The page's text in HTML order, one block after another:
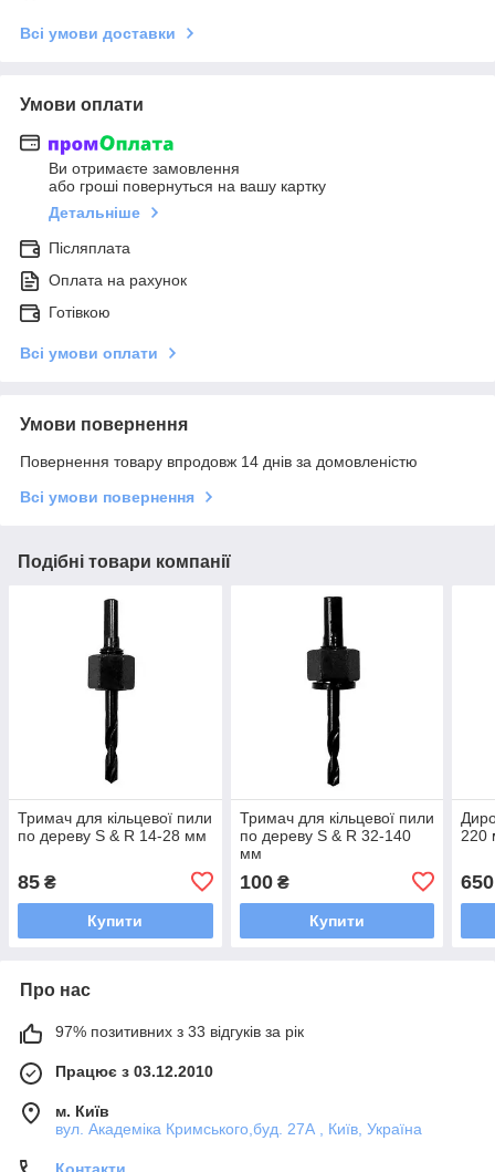
Всі умови доставки
Умови оплати
Ви отримаєте замовлення
або гроші повернуться на вашу картку
Детальніше
Післяплата
Оплата на рахунок
Готівкою
Всі умови оплати
Умови повернення
Повернення товару впродовж 14 днів за домовленістю
Всі умови повернення
Подібні товари компанії
Тримач для кільцевої пили
по дереву S & R 14-28 мм
85 ₴
Купити
Тримач для кільцевої пили
по дереву S & R 32-140
мм
100₴
Купити
220
650
Про нас
97% позитивних з 33 відгуків за рік
Працює з 03.12.2010
м. Київ
вул. Академіка Кримського,буд. 27А , Київ, Україна